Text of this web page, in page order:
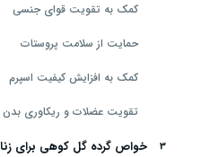
کمک به تقویت قوای جنسی
حمایت از سلامت پروستات
کمک به افزایش کیفیت اسپرم
تقویت عضلات و ریکاوری بدن
خواص گرده گل کوهی برای